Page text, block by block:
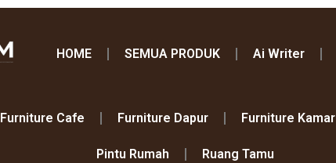
HOME SEMUA PRODUK Ai Writer
Furniture Cafe Furniture Dapur Furniture Kamar
Pintu Rumah Ruang Tamu